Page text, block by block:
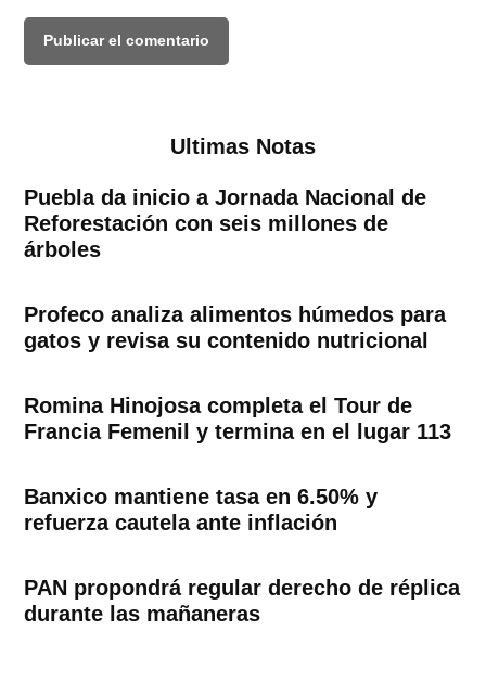
Ultimas Notas
Puebla da inicio a Jornada Nacional de
Reforestación con seis millones de
árboles
Profeco analiza alimentos húmedos para
gatos y revisa su contenido nutricional
Romina Hinojosa completa el Tour de
Francia Femenil y termina en el lugar 113
Banxico mantiene tasa en 6.50% y
refuerza cautela ante inflación
PAN propondrá regular derecho de réplica
durante las mañaneras